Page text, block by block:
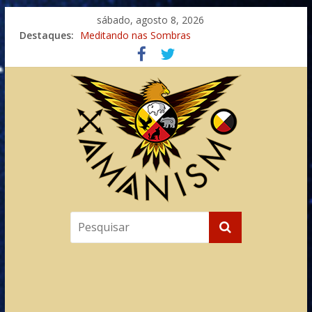
sábado, agosto 8, 2026
Destaques: Meditando nas Sombras
Autosuficiência: A Jornada do Espírito Ancestral
Xamanismo Universal
Totens – Caminho Espiritual – Crescimento
Imaginação na Cura